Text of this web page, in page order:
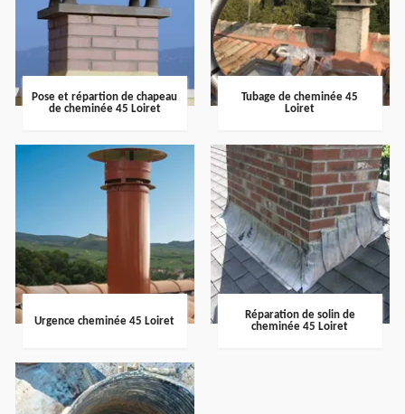
Pose et répartion de chapeau
de cheminée 45 Loiret
Tubage de cheminée 45
Loiret
Urgence cheminée 45 Loiret
Réparation de solin de
cheminée 45 Loiret